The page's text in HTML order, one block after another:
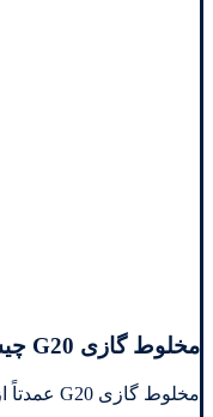
مخلوط گازی G20 چیست ؟
مخلوط گازی G20 عمدتاً از